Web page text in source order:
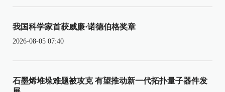
我国科学家首获威廉·诺德伯格奖章
2026-08-05 07:40
石墨烯堆垛难题被攻克 有望推动新一代拓扑量子器件发